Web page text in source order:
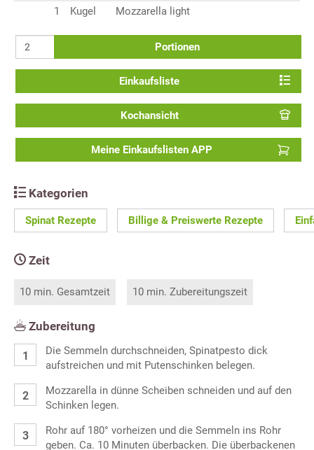
1
Kugel Mozzarella light
Portionen
Einkaufsliste
Kochansicht
Meine Einkaufslisten APP
Kategorien
Spinat Rezepte Billige & Preiswerte Rezepte
Zeit
10 min. Gesamtzeit 10 min. Zubereitungszeit
Zubereitung
Die Semmeln durchschneiden, Spinatpesto dick
aufstreichen und mit Putenschinken belegen.
Mozzarella in dünne Scheiben schneiden und auf den
Schinken legen.
Rohr auf 180° vorheizen und die Semmeln ins Rohr
geben. Ca. 10 Minuten überbacken. Die überbackenen